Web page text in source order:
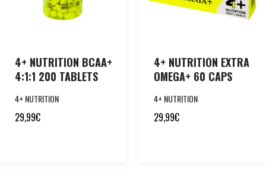
4+ NUTRITION BCAA+
4:1:1 200 TABLETS
4+ NUTRITION
29,99€
4+ NUTRITION EXTRA
OMEGA+ 60 CAPS
4+ NUTRITION
29,99€